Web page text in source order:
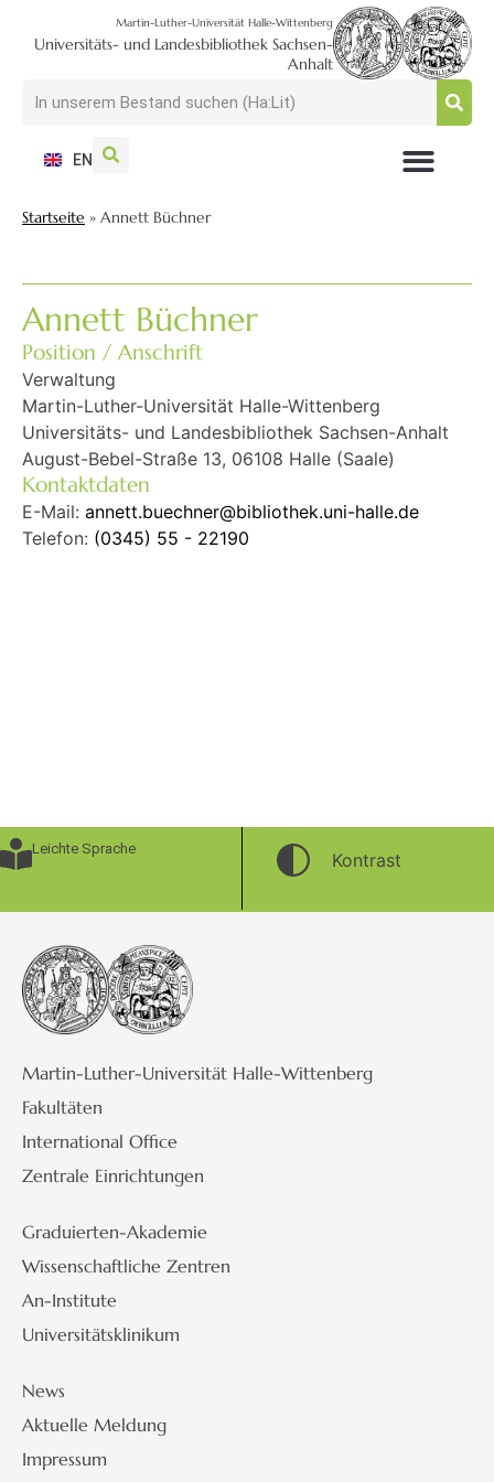
Martin-Luther-Universität Halle-Wittenberg
Universitäts- und Landesbibliothek Sachsen-
Anhalt
EN
Startseite » Annett Büchner
Annett Büchner
Position / Anschrift
Verwaltung
Martin-Luther-Universität Halle-Wittenberg
Universitäts- und Landesbibliothek Sachsen-Anhalt
August-Bebel-Straße 13, 06108 Halle (Saale)
Kontaktdaten
E-Mail: annett.buechner@bibliothek.uni-halle.de
Telefon: (0345) 55 - 22190
Leichte Sprache
Kontrast
Martin-Luther-Universität Halle-Wittenberg
Fakultäten
International Office
Zentrale Einrichtungen
Graduierten-Akademie
Wissenschaftliche Zentren
An-Institute
Universitätsklinikum
News
Aktuelle Meldung
Impressum